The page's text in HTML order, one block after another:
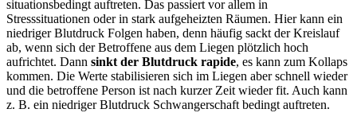
situationsbedingt auftreten. Das passiert vor allem in
Stresssituationen oder in stark aufgeheizten Räumen. Hier kann ein
niedriger Blutdruck Folgen haben, denn häufig sackt der Kreislauf
ab, wenn sich der Betroffene aus dem Liegen plötzlich hoch
aufrichtet. Dann sinkt der Blutdruck rapide, es kann zum Kollaps
kommen. Die Werte stabilisieren sich im Liegen aber schnell wieder
und die betroffene Person ist nach kurzer Zeit wieder fit. Auch kann
z. B. ein niedriger Blutdruck Schwangerschaft bedingt auftreten.